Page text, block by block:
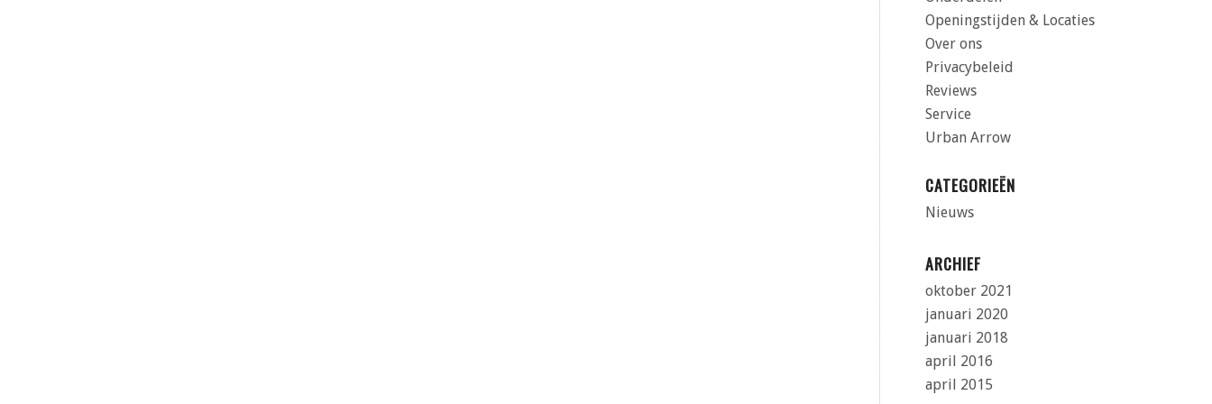
Openingstijden & Locaties
Over ons
Privacybeleid
Reviews
Service
Urban Arrow
CATEGORIEËN
Nieuws
ARCHIEF
oktober 2021
januari 2020
januari 2018
april 2016
april 2015